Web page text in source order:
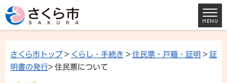
さくら市トップ> くらし・手続き > 住民票・戸籍・証明 > 証
明書の発行> 住民票について